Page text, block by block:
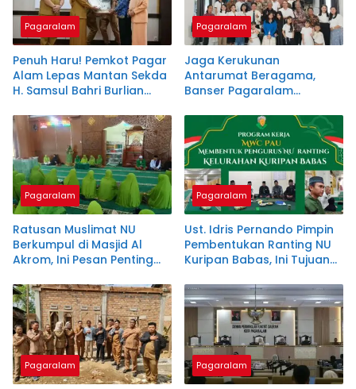
Pagaralam
Penuh Haru! Pemkot Pagar
Alam Lepas Mantan Sekda
H. Samsul Bahri Burlian
Tugas
Pagaralam
Jaga Kerukunan
Antarumat Beragama,
Banser Pagaralam
SKC
Pagaralam
Ratusan Muslimat NU
Berkumpul di Masjid Al
Akrom, Ini Pesan Penting
Pagaralam
Ust. Idris Pernando Pimpin
Pembentukan Ranting NU
Kuripan Babas, Ini Tujuan
Pagaralam Pagaralam